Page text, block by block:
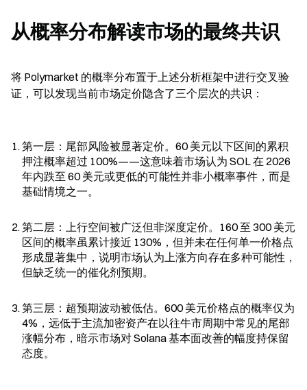
从概率分布解读市场的最终共识
将 Polymarket 的概率分布置于上述分析框架中进行交叉验
证，可以发现当前市场定价隐含了三个层次的共识：
第一层：尾部风险被显著定价。60 美元以下区间的累积
押注概率超过 100%——这意味着市场认为 SOL 在 2026
年内跌至 60 美元或更低的可能性并非小概率事件，而是
基础情境之一。
第二层：上行空间被广泛但非深度定价。160 至 300 美元
区间的概率虽累计接近 130%，但并未在任何单一价格点
形成显著集中，说明市场认为上涨方向存在多种可能性，
但缺乏统一的催化剂预期。
第三层：超预期波动被低估。600 美元价格点的概率仅为
4%，远低于主流加密资产在以往牛市周期中常见的尾部
涨幅分布，暗示市场对 Solana 基本面改善的幅度持保留
态度。